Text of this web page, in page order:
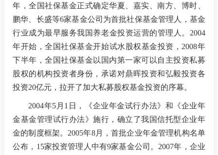
ESG
统计
数据
年，全国社保基金正式确定华夏、嘉实、南方、博时、
鹏华、长盛等6家基金公司为首批社保基金管理人，基金
行业成为最早服务我国养老金投资运营的管理人。2004
年开始，全国社保基金开始试水股权基金投资，2008年
下半年，全国社保基金以国内第一家可以自主投资私募
股权的机构投资者身份，承诺对鼎晖投资和弘毅投资各
投资20亿元，拉开了加大私募股权基金投资的序幕。
2004年5月1日，《企业年金试行办法》和《企业年
金基金管理试行办法》施行，确立了我国信托型企业年
金的制度框架。2005年8月，首批企业年金管理机构名单
公布，15家投资管理人中有9家基金公司。2007年，企业